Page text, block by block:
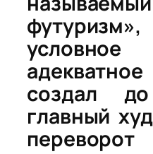
создал
главный